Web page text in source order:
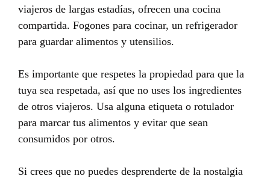
viajeros de largas estadías, ofrecen una cocina
compartida. Fogones para cocinar, un refrigerador
para guardar alimentos y utensilios.
Es importante que respetes la propiedad para que la
tuya sea respetada, así que no uses los ingredientes
de otros viajeros. Usa alguna etiqueta o rotulador
para marcar tus alimentos y evitar que sean
consumidos por otros.
Si crees que no puedes desprenderte de la nostalgia